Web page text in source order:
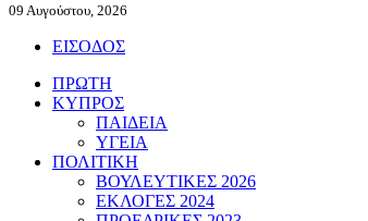
09 Αυγούστου, 2026
ΕΙΣΟΔΟΣ
ΠΡΩΤΗ
ΚΥΠΡΟΣ
ΠΑΙΔΕΙΑ
ΥΓΕΙΑ
ΠΟΛΙΤΙΚΗ
ΒΟΥΛΕΥΤΙΚΕΣ 2026
ΕΚΛΟΓΕΣ 2024